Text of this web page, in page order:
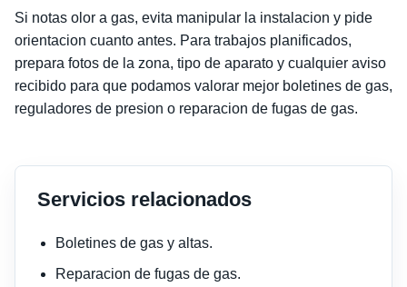
Si notas olor a gas, evita manipular la instalacion y pide
orientacion cuanto antes. Para trabajos planificados,
prepara fotos de la zona, tipo de aparato y cualquier aviso
recibido para que podamos valorar mejor boletines de gas,
reguladores de presion o reparacion de fugas de gas.
Servicios relacionados
Boletines de gas y altas.
Reparacion de fugas de gas.